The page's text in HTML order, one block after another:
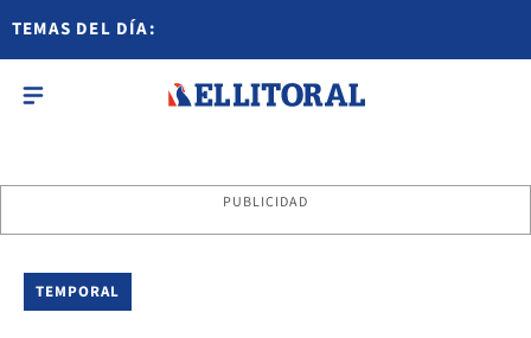
TEMAS DEL DÍA:
PUBLICIDAD
TEMPORAL